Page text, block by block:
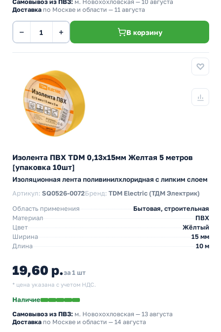
Самовывоз из ПВЗ: м. Новохохловская — 10 августа
Доставка по Москве и области — 11 августа
− + В корзину
Изолента ПВХ TDM 0,13х15мм Желтая 5 метров
[упаковка 10шт]
Изоляционная лента поливинилхлоридная с липким слоем
Артикул: SQ0526-0072Бренд: TDM Electric (ТДМ Электрик)
Область применения
Бытовая, строительная
Материал
ПВХ
Цвет
Жёлтый
Ширина
15 мм
Длина
10 м
19,60 р.за 1 шт
* цена указана с учетом НДС.
Наличие
Самовывоз из ПВЗ: м. Новохохловская — 13 августа
Доставка по Москве и области — 14 августа